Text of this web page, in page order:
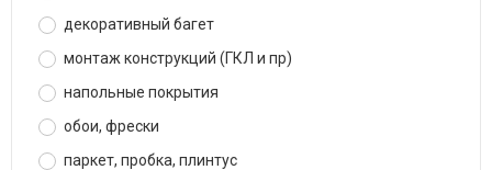
декоративный багет
монтаж конструкций (ГКЛ и пр)
напольные покрытия
обои, фрески
паркет, пробка, плинтус